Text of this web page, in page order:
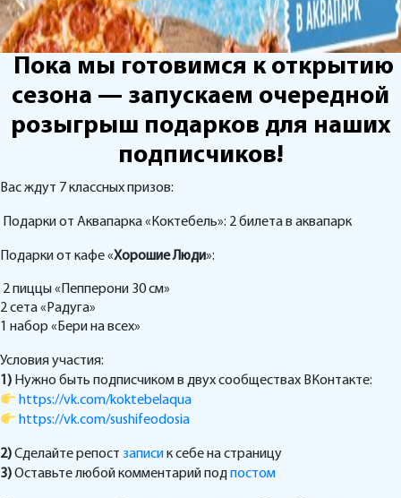
Пока мы готовимся к открытию
сезона — запускаем очередной
розыгрыш подарков для наших
подписчиков!
Вас ждут 7 классных призов:
Подарки от Аквапарка «Коктебель»: 2 билета в аквапарк
Подарки от кафе «Хорошие Люди»:
2 пиццы «Пепперони 30 см»
2 сета «Радуга»
1 набор «Бери на всех»
Условия участия:
1) Нужно быть подписчиком в двух сообществах ВКонтакте:
https://vk.com/koktebelaqua
https://vk.com/sushifeodosia
2)Сделайте репост записик себе на страницу
3)Оставьте любой комментарий подпостом